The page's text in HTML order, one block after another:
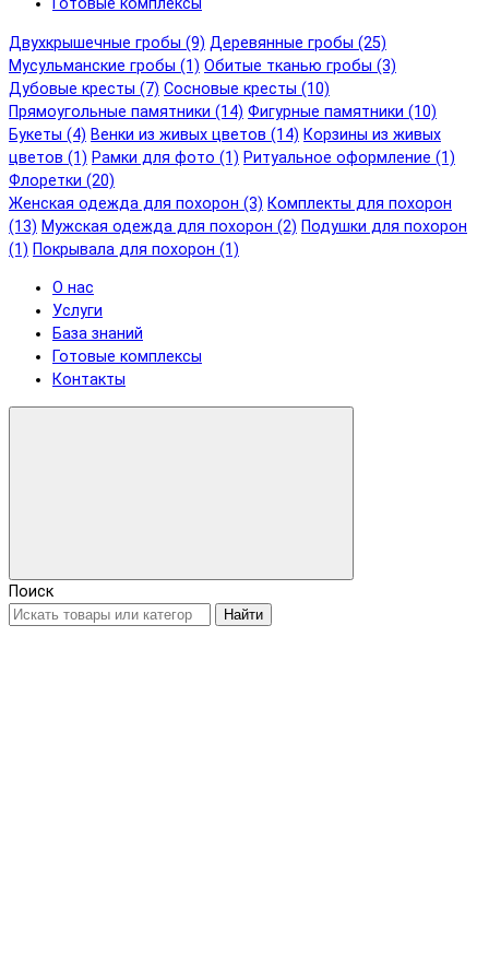
Готовые комплексы
Двухкрышечные гробы (9) Деревянные гробы (25)
Мусульманские гробы (1) Обитые тканью гробы (3)
Дубовые кресты (7) Сосновые кресты (10)
Прямоугольные памятники (14) Фигурные памятники (10)
Букеты (4) Венки из живых цветов (14) Корзины из живых
цветов (1) Рамки для фото (1) Ритуальное оформление (1)
Флоретки (20)
Женская одежда для похорон (3) Комплекты для похорон
(13) Мужская одежда для похорон (2) Подушки для похорон
(1) Покрывала для похорон (1)
О нас
Услуги
База знаний
Готовые комплексы
Контакты
Поиск
Найти